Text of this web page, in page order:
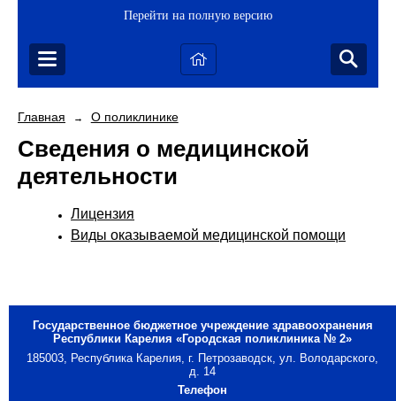
Перейти на полную версию
Главная → О поликлинике
Сведения о медицинской
деятельности
Лицензия
Виды оказываемой медицинской помощи
Государственное бюджетное учреждение здравоохранения
Республики Карелия «Городская поликлиника № 2»
185003, Республика Карелия, г. Петрозаводск, ул. Володарского,
д. 14
Телефон